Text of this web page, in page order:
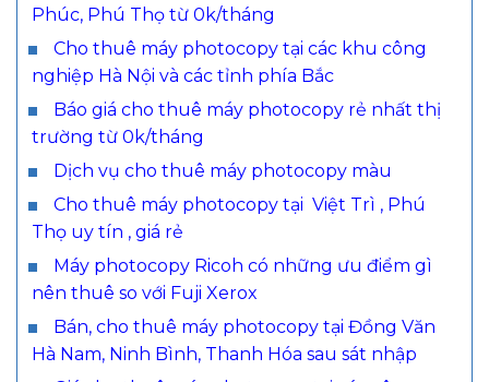
Phúc, Phú Thọ từ 0k/tháng
Cho thuê máy photocopy tại các khu công
nghiệp Hà Nội và các tỉnh phía Bắc
Báo giá cho thuê máy photocopy rẻ nhất thị
trường từ 0k/tháng
Dịch vụ cho thuê máy photocopy màu
Cho thuê máy photocopy tại Việt Trì , Phú
Thọ uy tín , giá rẻ
Máy photocopy Ricoh có những ưu điểm gì
nên thuê so với Fuji Xerox
Bán, cho thuê máy photocopy tại Đồng Văn
Hà Nam, Ninh Bình, Thanh Hóa sau sát nhập